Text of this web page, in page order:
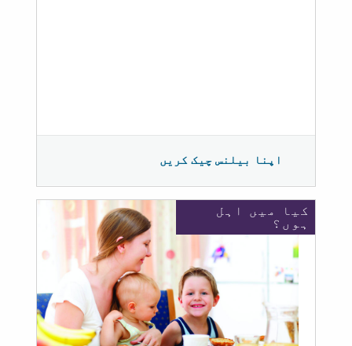
اپنا بیلنس چیک کریں
کیا میں اہل
ہوں؟